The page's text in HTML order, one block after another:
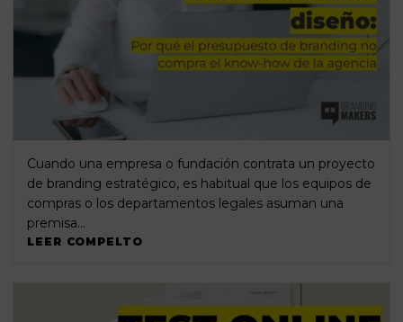
Cuando una empresa o fundación contrata un proyecto
de branding estratégico, es habitual que los equipos de
compras o los departamentos legales asuman una
premisa…
LEER COMPELTO